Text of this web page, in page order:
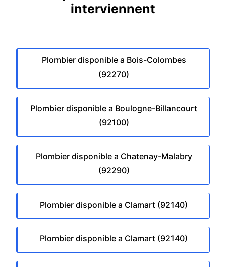
interviennent
Plombier disponible a Bois-Colombes
(92270)
Plombier disponible a Boulogne-Billancourt
(92100)
Plombier disponible a Chatenay-Malabry
(92290)
Plombier disponible a Clamart (92140)
Plombier disponible a Clamart (92140)